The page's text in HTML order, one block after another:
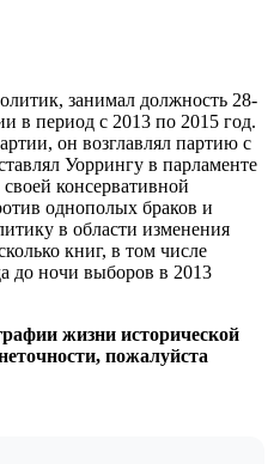
занимал должность 28-
в период с 2013 по 2015 год.
он возглавлял партию с
Уоррингу в парламенте
консервативной
однополых браков и
в области изменения
книг, в том числе
до ночи выборов в 2013
жизни исторической
пожалуйста